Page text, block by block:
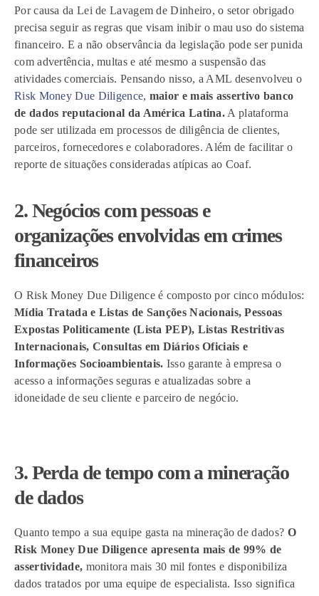
Por causa da Lei de Lavagem de Dinheiro, o setor obrigado
precisa seguir as regras que visam inibir o mau uso do sistema
financeiro. E a não observância da legislação pode ser punida
com advertência, multas e até mesmo a suspensão das
atividades comerciais. Pensando nisso, a AML desenvolveu o
Risk Money Due Diligence, maior e mais assertivo banco
de dados reputacional da América Latina. A plataforma
pode ser utilizada em processos de diligência de clientes,
parceiros, fornecedores e colaboradores. Além de facilitar o
reporte de situações consideradas atípicas ao Coaf.
2. Negócios com pessoas e
organizações envolvidas em crimes
financeiros
O Risk Money Due Diligence é composto por cinco módulos:
Mídia Tratada e Listas de Sanções Nacionais, Pessoas
Expostas Politicamente (Lista PEP), Listas Restritivas
Internacionais, Consultas em Diários Oficiais e
Informações Socioambientais. Isso garante à empresa o
acesso a informações seguras e atualizadas sobre a
idoneidade de seu cliente e parceiro de negócio.
3. Perda de tempo com a mineração
de dados
Quanto tempo a sua equipe gasta na mineração de dados? O
Risk Money Due Diligence apresenta mais de 99% de
assertividade, monitora mais 30 mil fontes e disponibiliza
dados tratados por uma equipe de especialista. Isso significa